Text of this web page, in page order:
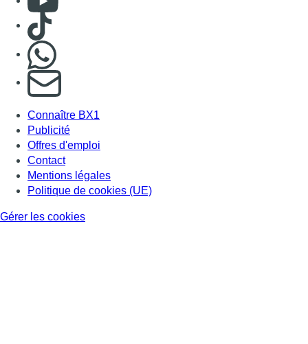
Consulter TikTok
S'abonner à notre newsletter
Connaître BX1
Publicité
Offres d'emploi
Contact
Mentions légales
Politique de cookies (UE)
Gérer les cookies